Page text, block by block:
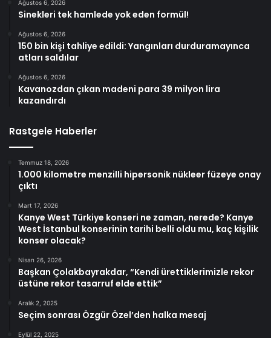
Ağustos 6, 2026
Sinekleri tek hamlede yok eden formül!
Ağustos 6, 2026
150 bin kişi tahliye edildi: Yangınları durduramayınca
atları saldılar
Ağustos 6, 2026
Kavanozdan çıkan madeni para 39 milyon lira
kazandırdı
Rastgele Haberler
Temmuz 18, 2026
1.000 kilometre menzilli hipersonik nükleer füzeye onay
çıktı
Mart 17, 2026
Kanye West Türkiye konseri ne zaman, nerede? Kanye
West İstanbul konserinin tarihi belli oldu mu, kaç kişilik
konser olacak?
Nisan 26, 2026
Başkan Çolakbayrakdar, “Kendi ürettiklerimizle rekor
üstüne rekor tasarruf elde ettik”
Aralık 2, 2025
Seçim sonrası Özgür Özel’den halka mesaj
Eylül 22, 2025